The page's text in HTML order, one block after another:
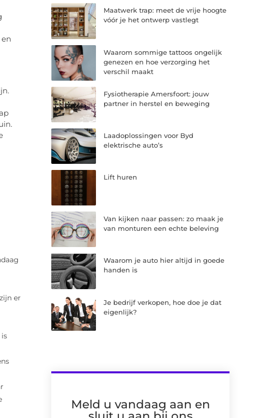
er
Maatwerk trap: meet de vrije hoogte
vóór je het ontwerp vastlegt
Waarom sommige tattoos ongelijk
genezen en hoe verzorging het
verschil maakt
Fysiotherapie Amersfoort: jouw
partner in herstel en beweging
Laadoplossingen voor Byd
elektrische auto’s
Lift huren
Van kijken naar passen: zo maak je
van monturen een echte beleving
Waarom je auto hier altijd in goede
handen is
Je bedrijf verkopen, hoe doe je dat
eigenlijk?
Meld u vandaag aan en